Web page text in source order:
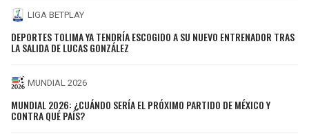
LIGA BETPLAY
DEPORTES TOLIMA YA TENDRÍA ESCOGIDO A SU NUEVO ENTRENADOR TRAS
LA SALIDA DE LUCAS GONZÁLEZ
MUNDIAL 2026
MUNDIAL 2026: ¿CUÁNDO SERÍA EL PRÓXIMO PARTIDO DE MÉXICO Y
CONTRA QUÉ PAÍS?